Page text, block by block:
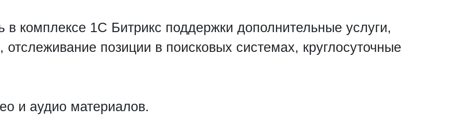
в комплексе 1С Битрикс поддержки дополнительные услуги,
позиции в поисковых системах, круглосуточные
и аудио материалов.